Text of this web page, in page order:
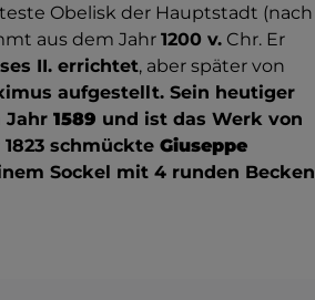
Obelisk der Hauptstadt (nach
aus dem Jahr 1200 v. Chr. Er
II. errichtet, aber später von
aufgestellt. Sein heutiger
Jahr 1589 und ist das Werk von
schmückte Giuseppe
Sockel mit 4 runden Becken